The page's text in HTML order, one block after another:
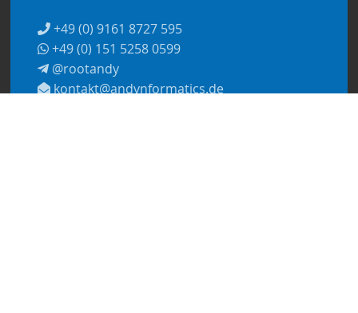
+49 (0) 9161 8727 595
+49 (0) 151 5258 0599
@rootandy
kontakt@andynformatics.de